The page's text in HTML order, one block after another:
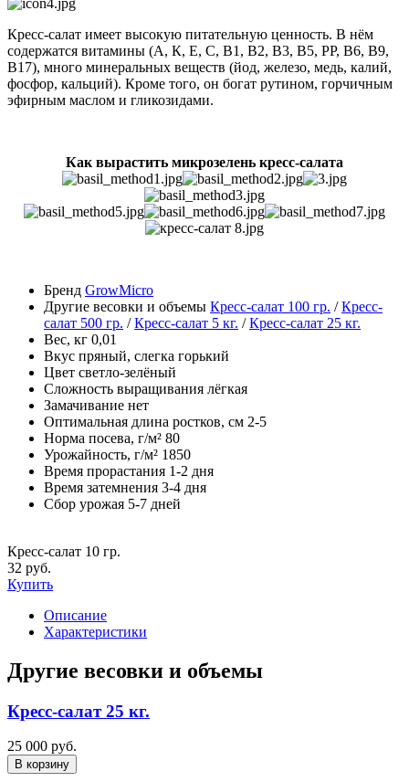
Кресс-салат имеет высокую питательную ценность. В нём
содержатся витамины (A, К, Е, С, B1, B2, B3, B5, РР, B6, В9,
В17), много минеральных веществ (йод, железо, медь, калий,
фосфор, кальций). Кроме того, он богат рутином, горчичным
эфирным маслом и гликозидами.
Как вырастить микрозелень кресс-салата
Бренд GrowMicro
Другие весовки и объемы Кресс-салат 100 гр. /Кресс-
салат 500 гр. /Кресс-салат 5 кг. /Кресс-салат 25 кг.
Вес, кг 0,01
Вкус пряный, слегка горький
Цвет светло-зелёный
Сложность выращивания лёгкая
Замачивание нет
Оптимальная длина ростков, см 2-5
Норма посева, г/м² 80
Урожайность, г/м² 1850
Время прорастания 1-2 дня
Время затемнения 3-4 дня
Сбор урожая 5-7 дней
Кресс-салат 10 гр.
32 руб.
Купить
Описание
Характеристики
Другие весовки и объемы
Кресс-салат 25 кг.
25 000 руб.
В корзину